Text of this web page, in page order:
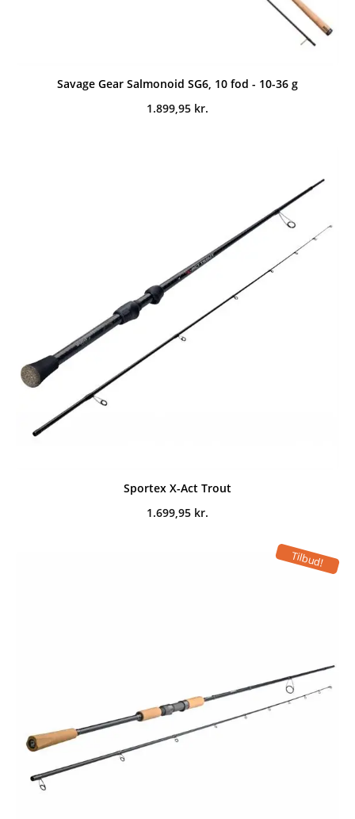
Savage Gear Salmonoid SG6, 10 fod - 10-36 g
1.899,95 kr.
Sportex X-Act Trout
1.699,95 kr.
Tilbud!